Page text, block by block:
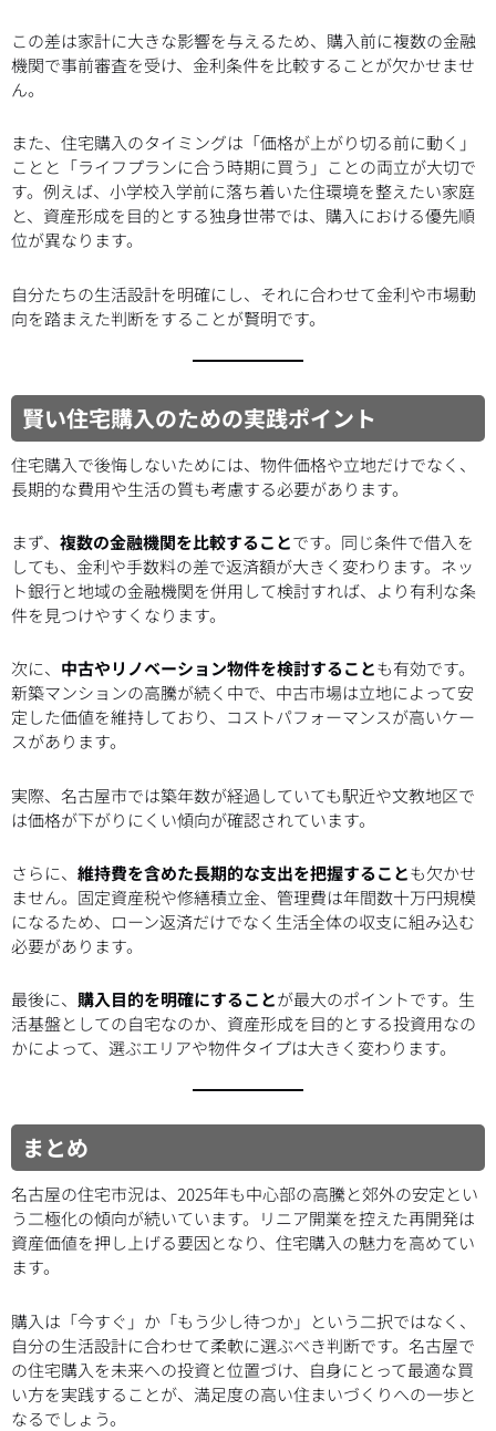
この差は家計に大きな影響を与えるため、購入前に複数の金融
機関で事前審査を受け、金利条件を比較することが欠かせませ
ん。
また、住宅購入のタイミングは「価格が上がり切る前に動く」
ことと「ライフプランに合う時期に買う」ことの両立が大切で
す。例えば、小学校入学前に落ち着いた住環境を整えたい家庭
と、資産形成を目的とする独身世帯では、購入における優先順
位が異なります。
自分たちの生活設計を明確にし、それに合わせて金利や市場動
向を踏まえた判断をすることが賢明です。
賢い住宅購入のための実践ポイント
住宅購入で後悔しないためには、物件価格や立地だけでなく、
長期的な費用や生活の質も考慮する必要があります。
まず、 複数の金融機関を比較することです。同じ条件で借入を
しても、金利や手数料の差で返済額が大きく変わります。ネッ
ト銀行と地域の金融機関を併用して検討すれば、より有利な条
件を見つけやすくなります。
次に、 中古やリノベーション物件を検討することも有効です。
新築マンションの高騰が続く中で、中古市場は立地によって安
定した価値を維持しており、コストパフォーマンスが高いケー
スがあります。
実際、名古屋市では築年数が経過していても駅近や文教地区で
は価格が下がりにくい傾向が確認されています。
さらに、 維持費を含めた長期的な支出を把握することも欠かせ
ません。固定資産税や修繕積立金、管理費は年間数十万円規模
になるため、ローン返済だけでなく生活全体の収支に組み込む
必要があります。
最後に、 購入目的を明確にすることが最大のポイントです。生
活基盤としての自宅なのか、資産形成を目的とする投資用なの
かによって、選ぶエリアや物件タイプは大きく変わります。
まとめ
名古屋の住宅市況は、2025年も中心部の高騰と郊外の安定とい
う二極化の傾向が続いています。リニア開業を控えた再開発は
資産価値を押し上げる要因となり、住宅購入の魅力を高めてい
ます。
購入は「今すぐ」か「もう少し待つか」という二択ではなく、
自分の生活設計に合わせて柔軟に選ぶべき判断です。名古屋で
の住宅購入を未来への投資と位置づけ、自身にとって最適な買
い方を実践することが、満足度の高い住まいづくりへの一歩と
なるでしょう。